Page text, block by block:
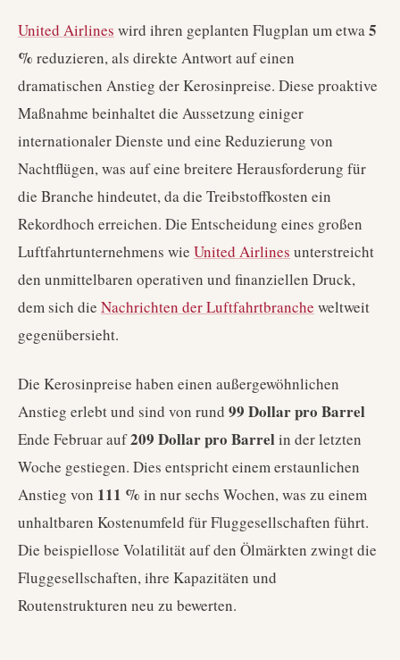
United Airlines wird ihren geplanten Flugplan um etwa5
% reduzieren, als direkte Antwort auf einen
dramatischen Anstieg der Kerosinpreise. Diese proaktive
Maßnahme beinhaltet die Aussetzung einiger
internationaler Dienste und eine Reduzierung von
Nachtflügen, was auf eine breitere Herausforderung für
die Branche hindeutet, da die Treibstoffkosten ein
Rekordhoch erreichen. Die Entscheidung eines großen
Luftfahrtunternehmens wie United Airlines unterstreicht
den unmittelbaren operativen und finanziellen Druck,
dem sich die Nachrichten der Luftfahrtbranche weltweit
gegenübersieht.
Die Kerosinpreise haben einen außergewöhnlichen
Anstieg erlebt und sind von rund 99 Dollar pro Barrel
Ende Februar auf209 Dollar pro Barrelin der letzten
Woche gestiegen. Dies entspricht einem erstaunlichen
Anstieg von 111 % in nur sechs Wochen, was zu einem
unhaltbaren Kostenumfeld für Fluggesellschaften führt.
Die beispiellose Volatilität auf den Ölmärkten zwingt die
Fluggesellschaften, ihre Kapazitäten und
Routenstrukturen neu zu bewerten.